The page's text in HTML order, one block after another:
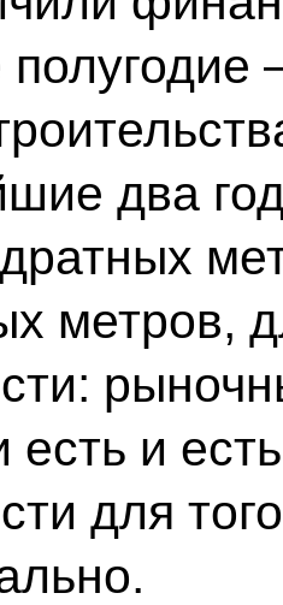
два
метров,
есть и
для